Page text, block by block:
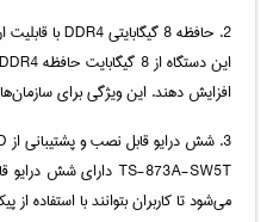
2. حافظه 8 گیگابایتی DDR4 با قابلیت ارتقا
افزایش دهند. این ویژگی برای
3. شش درایو قابل نصب و پشتیبانی از RAID
می‌شود تا کاربران بتوانند با استفاده